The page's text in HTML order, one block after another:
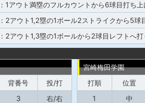
：1アウト満塁のフルカウントから6球目打ち
：2アウト1,2塁の1ボール2ストライクから5球
：2アウト1,3塁の1ボールから2球目レフトへ打
背番号
投/打
3
右/右
宮崎梅田学園
打順
位置
1
中